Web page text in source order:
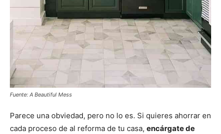
Fuente: A Beautiful Mess
Parece una obviedad, pero no lo es. Si quieres ahorrar en
cada proceso de al reforma de tu casa, encárgate de